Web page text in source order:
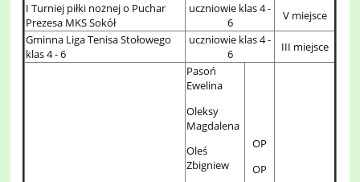
I Turniej piłki nożnej o Puchar
Prezesa MKS Sokół
uczniowie klas 4 -
6
V miejsce
Gminna Liga Tenisa Stołowego
klas 4 - 6
uczniowie klas 4 -
6
III miejsce
Pasoń
Ewelina
Oleksy
Magdalena
Oleś
Zbigniew
OP
OP